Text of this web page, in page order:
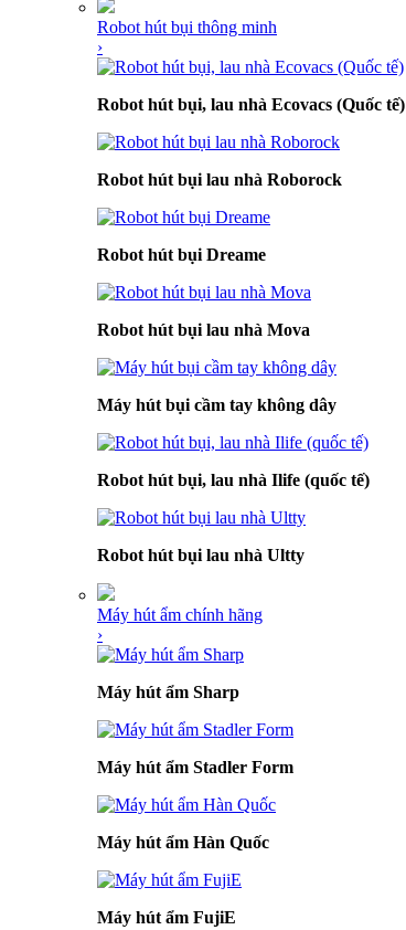
Robot hút bụi thông minh
›
Robot hút bụi, lau nhà Ecovacs (Quốc tế)
Robot hút bụi lau nhà Roborock
Robot hút bụi Dreame
Robot hút bụi lau nhà Mova
Máy hút bụi cầm tay không dây
Robot hút bụi, lau nhà Ilife (quốc tế)
Robot hút bụi lau nhà Ultty
Máy hút ẩm chính hãng
›
Máy hút ẩm Sharp
Máy hút ẩm Stadler Form
Máy hút ẩm Hàn Quốc
Máy hút ẩm FujiE